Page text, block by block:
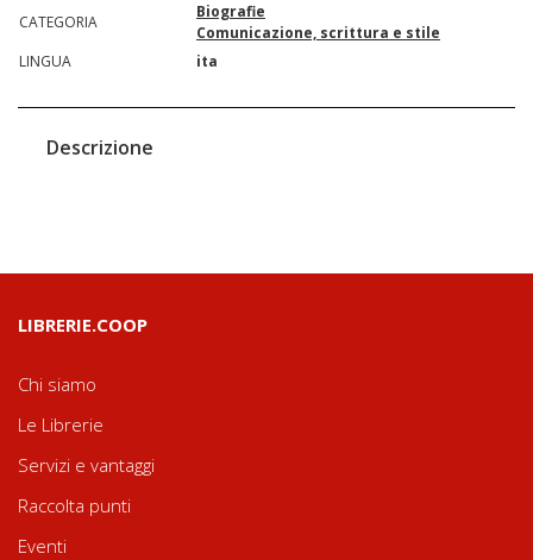
CATEGORIA
Biografie
Comunicazione, scrittura e stile
LINGUA
ita
Descrizione
LIBRERIE.COOP
Chi siamo
Le Librerie
Servizi e vantaggi
Raccolta punti
Eventi